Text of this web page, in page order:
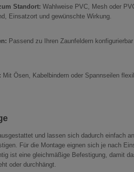
Standort: Wahlweise PVC, Mesh oder
Einsatzort und gewünschte Wirkung.
Passend zu Ihren Zaunfeldern
Mit Ösen, Kabelbindern oder Spannseilen
und lassen sich dadurch einfach
Für die Montage eignen sich je nach
ist eine gleichmäßige Befestigung, damit
oder durchhängt.